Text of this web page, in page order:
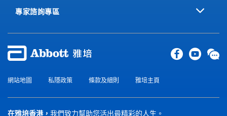
專家諮詢專區
網站地圖 私隱政策 條款及細則 雅培主頁
在雅培香港， 我們致力幫助您活出最精彩的人生。